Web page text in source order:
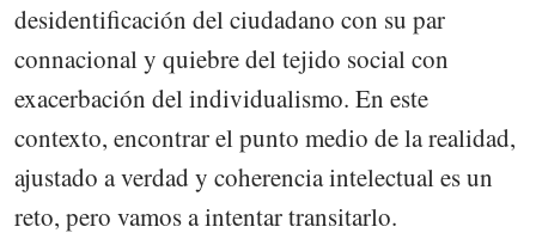
desidentificación del ciudadano con su par
connacional y quiebre del tejido social con
exacerbación del individualismo. En este
contexto, encontrar el punto medio de la realidad,
ajustado a verdad y coherencia intelectual es un
reto, pero vamos a intentar transitarlo.